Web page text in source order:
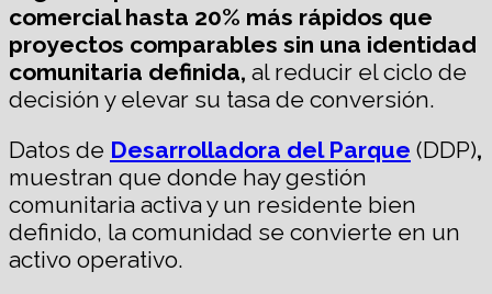
comercial hasta 20% más rápidos que
proyectos comparables sin una identidad
comunitaria definida, al reducir el ciclo de
decisión y elevar su tasa de conversión.
Datos de Desarrolladora del Parque (DDP),
muestran que donde hay gestión
comunitaria activa y un residente bien
definido, la comunidad se convierte en un
activo operativo.